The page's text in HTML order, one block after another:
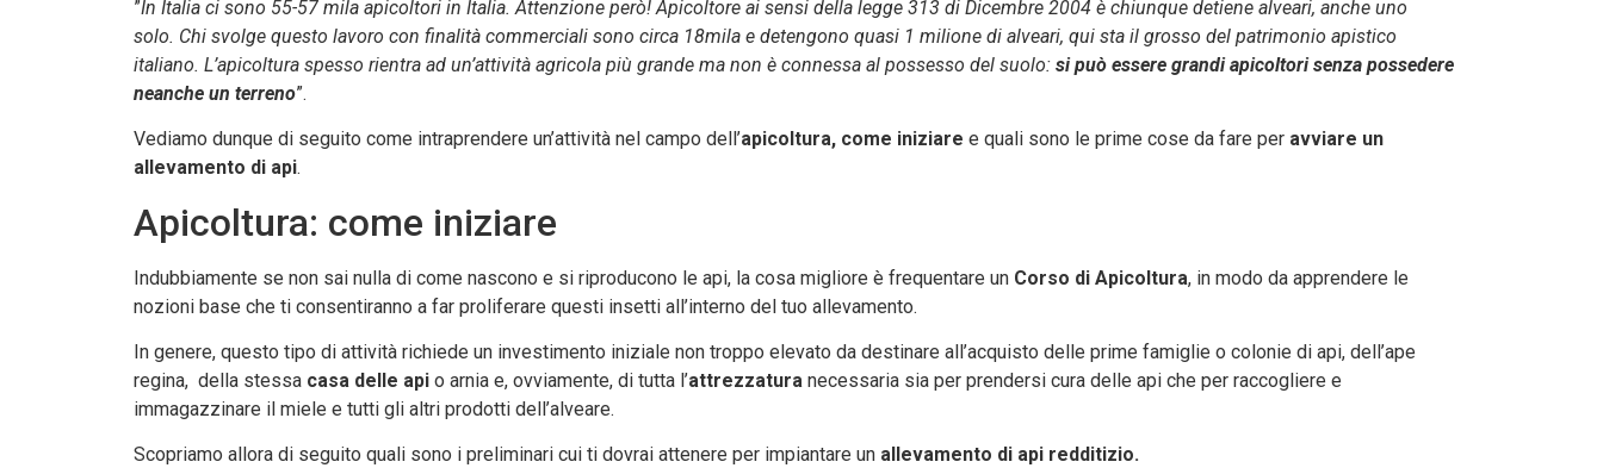
”In Italia ci sono 55-57 mila apicoltori in Italia. Attenzione però! Apicoltore ai sensi della legge 313 di Dicembre 2004 è chiunque detiene alveari, anche uno
solo. Chi svolge questo lavoro con finalità commerciali sono circa 18mila e detengono quasi 1 milione di alveari, qui sta il grosso del patrimonio apistico
italiano. L’apicoltura spesso rientra ad un’attività agricola più grande ma non è connessa al possesso del suolo: si può essere grandi apicoltori senza possedere
neanche un terreno”.
Vediamo dunque di seguito come intraprendere un’attività nel campo dell’apicoltura, come iniziare e quali sono le prime cose da fare per avviare un
allevamento di api.
Apicoltura: come iniziare
Indubbiamente se non sai nulla di come nascono e si riproducono le api, la cosa migliore è frequentare un Corso di Apicoltura, in modo da apprendere le
nozioni base che ti consentiranno a far proliferare questi insetti all’interno del tuo allevamento.
In genere, questo tipo di attività richiede un investimento iniziale non troppo elevato da destinare all’acquisto delle prime famiglie o colonie di api, dell’ape
regina, della stessa casa delle api o arnia e, ovviamente, di tutta l’attrezzatura necessaria sia per prendersi cura delle api che per raccogliere e
immagazzinare il miele e tutti gli altri prodotti dell’alveare.
Scopriamo allora di seguito quali sono i preliminari cui ti dovrai attenere per impiantare un allevamento di api redditizio.